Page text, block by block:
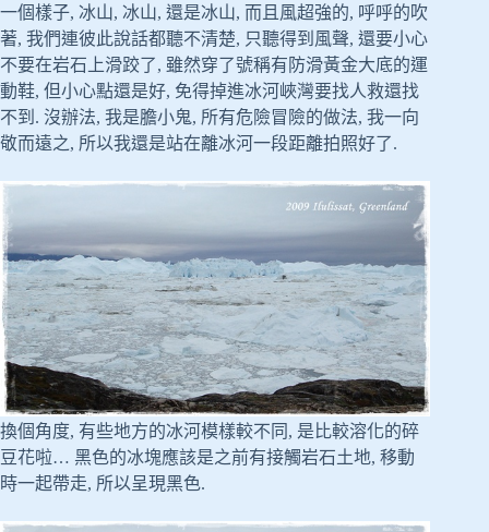
一個樣子, 冰山, 冰山, 還是冰山, 而且風超強的, 呼呼的吹
著, 我們連彼此說話都聽不清楚, 只聽得到風聲, 還要小心
不要在岩石上滑跤了, 雖然穿了號稱有防滑黃金大底的運
動鞋, 但小心點還是好, 免得掉進冰河峽灣要找人救還找
不到. 沒辦法, 我是膽小鬼, 所有危險冒險的做法, 我一向
敬而遠之, 所以我還是站在離冰河一段距離拍照好了.
換個角度, 有些地方的冰河模樣較不同, 是比較溶化的碎
豆花啦… 黑色的冰塊應該是之前有接觸岩石土地, 移動
時一起帶走, 所以呈現黑色.